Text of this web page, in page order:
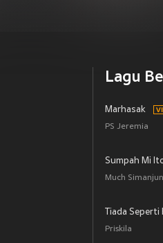
Lagu
Marhasak
PS Jeremia
Sumpah Mi
Much
Tiada Seperti
Priskila